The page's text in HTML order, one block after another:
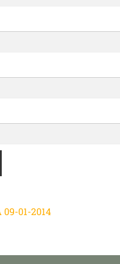
01-2014